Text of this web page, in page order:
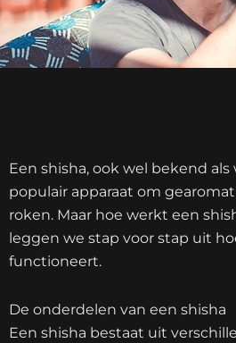
Een shisha, ook wel bekend als
populair apparaat om
roken. Maar hoe werkt een
leggen we stap voor stap uit
functioneert.
De onderdelen van een shisha
Een shisha bestaat uit